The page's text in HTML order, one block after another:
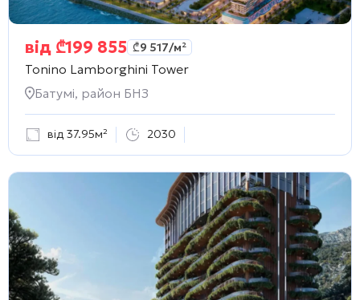
від ₾199 855 ₾9 517/м²
Tonino Lamborghini Tower
Батумі, район БНЗ
від 37.95м² 2030